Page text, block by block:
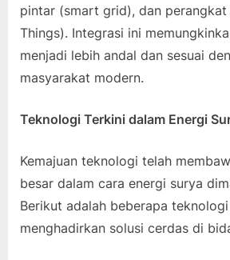
pintar (smart grid), dan
Things). Integrasi ini
menjadi lebih andal dan sesuai
masyarakat modern.
Teknologi Terkini dalam Energi
Kemajuan teknologi telah
besar dalam cara energi surya
Berikut adalah beberapa
menghadirkan solusi cerdas di